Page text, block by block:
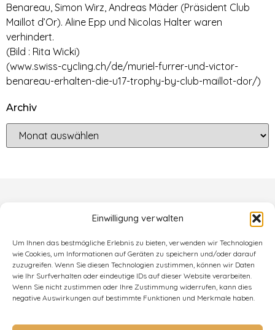
Einwilligung verwalten
Um Ihnen das bestmögliche Erlebnis zu bieten, verwenden wir Technologien
wie Cookies, um Informationen auf Geräten zu speichern und/oder darauf
zuzugreifen. Wenn Sie diesen Technologien zustimmen, können wir Daten
wie Ihr Surfverhalten oder eindeutige IDs auf dieser Website verarbeiten.
Wenn Sie nicht zustimmen oder Ihre Zustimmung widerrufen, kann dies
negative Auswirkungen auf bestimmte Funktionen und Merkmale haben.
Benareau, Simon Wirz, Andreas Mäder (Präsident Club
Maillot d’Or). Aline Epp und Nicolas Halter waren
verhindert.
(Bild : Rita Wicki)
(www.swiss-cycling.ch/de/muriel-furrer-und-victor-
benareau-erhalten-die-u17-trophy-by-club-maillot-dor/)
Archiv